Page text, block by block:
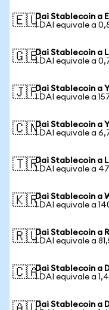
🇪🇺Dai Stablecoin a
1 DAI equivale a
🇬🇧Dai Stablecoin a
1 DAI equivale a
🇯🇵Dai Stablecoin a
1 DAI equivale a
🇨🇳Dai Stablecoin a
1 DAI equivale a
🇹🇷Dai Stablecoin a
1 DAI equivale a
🇰🇷Dai Stablecoin a
1 DAI equivale a
🇷🇺Dai Stablecoin a
1 DAI equivale a
🇨🇦Dai Stablecoin a
1 DAI equivale a
Dai Stablecoin a